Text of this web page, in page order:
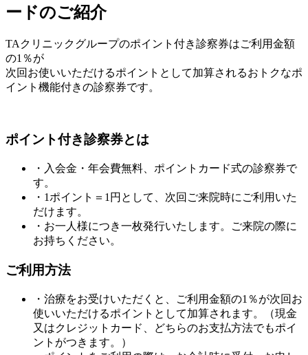
ードのご紹介
TAクリニックグループのポイント付き診察券はご利用金額
の1％が
次回お使いいただけるポイントとして加算されるおトクなポ
イント機能付きの診察券です。
ポイント付き診察券とは
・入会金・年会費無料、ポイントカード式の診察券で
す。
・1ポイント＝1円として、次回ご来院時にご利用いた
だけます。
・ お一人様につき一枚発行いたします。ご来院の際に
お持ちください。
ご利用方法
・治療をお受けいただくと、
ご利用金額の1％が次回お
使いいただけるポイントとして加算されます。（現金
又はクレジットカード、どちらのお支払方法でもポイ
ントがつきます。）